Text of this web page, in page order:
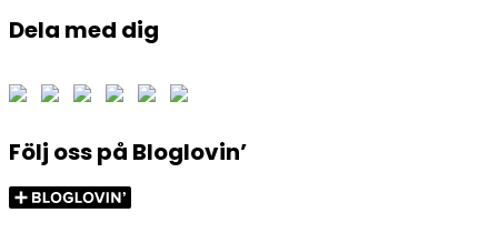
Dela med dig
Följ oss på Bloglovin’